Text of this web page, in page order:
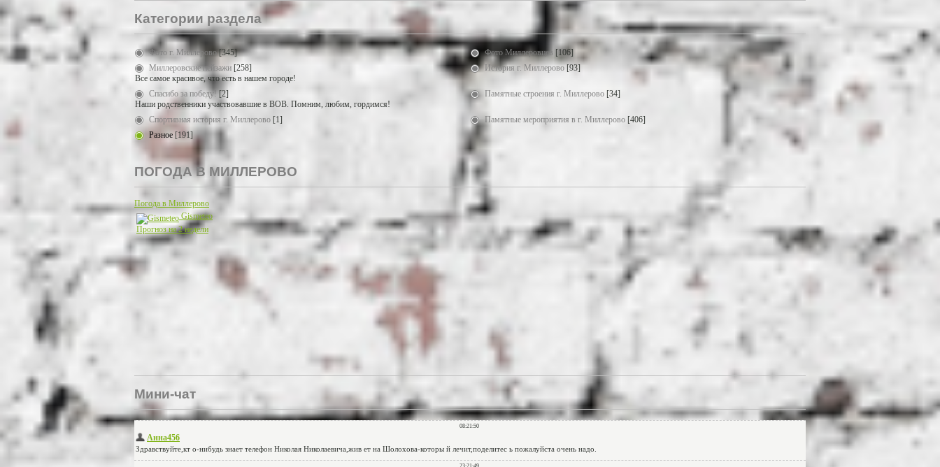
Категории раздела
Фото г. Миллерово [345] Фото Миллеровцев [106]
Миллеровские пейзажи [258]
Все самое красивое, что есть в нашем городе!
История г. Миллерово [93]
Спасибо за победу! [2]
Наши родственники участвовавшие в ВОВ. Помним, любим, гордимся!
Памятные строения г. Миллерово [34]
Спортивная история г. Миллерово [1] Памятные мероприятия в г. Миллерово [406]
Разное [191]
ПОГОДА В МИЛЛЕРОВО
Погода в Миллерово
Gismeteo
Прогноз на 2 недели
Мини-чат